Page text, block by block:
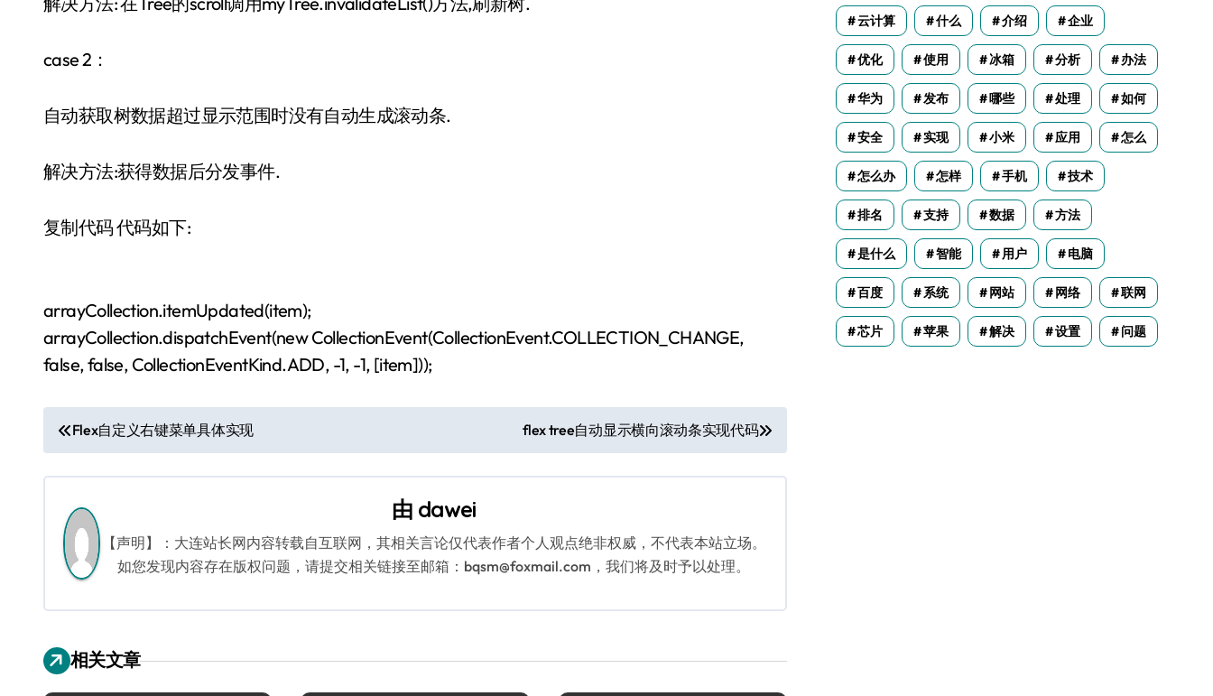
case 2：
自动获取树数据超过显示范围时没有自动生成滚动条.
解决方法:获得数据后分发事件.
复制代码 代码如下:
arrayCollection.itemUpdated(item);
arrayCollection.dispatchEvent(new CollectionEvent(CollectionEvent.COLLECTION_CHANGE,
false, false, CollectionEventKind.ADD, -1, -1, [item]));
文
章
航
Flex自定义右键菜单具体实现 flex tree自动显示横向滚动条实现代码
由 dawei
【声明】：大连站长网内容转载自互联网，其相关言论仅代表作者个人观点绝非权威，不代表本站立场。
如您发现内容存在版权问题，请提交相关链接至邮箱：bqsm@foxmail.com，我们将及时予以处理。
相关文章
云计算 什么 介绍 企业
优化 使用 冰箱 分析 办法
华为 发布 哪些 处理 如何
安全 实现 小米 应用 怎么
怎么办 怎样 手机 技术
排名 支持 数据 方法
是什么 智能 用户 电脑
百度 系统 网站 网络 联网
芯片 苹果 解决 设置 问题